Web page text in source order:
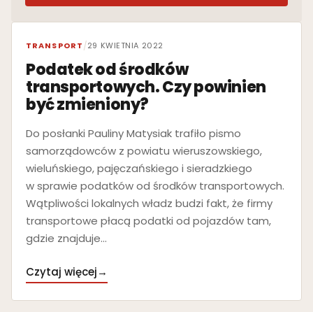
WYRÓŻNIONE
TRANSPORT/29 KWIETNIA 2022
Podatek od środków
transportowych. Czy powinien
być zmieniony?
Do posłanki Pauliny Matysiak trafiło pismo
samorządowców z powiatu wieruszowskiego,
wieluńskiego, pajęczańskiego i sieradzkiego
w sprawie podatków od środków transportowych.
Wątpliwości lokalnych władz budzi fakt, że firmy
transportowe płacą podatki od pojazdów tam,
gdzie znajduje…
Czytaj więcej→